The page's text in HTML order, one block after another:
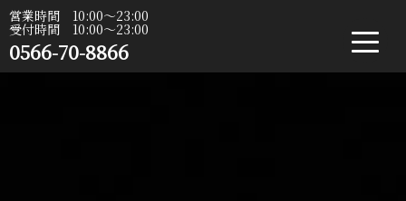
営業時間 10:00〜23:00
受付時間 10:00〜23:00
0566-70-8866